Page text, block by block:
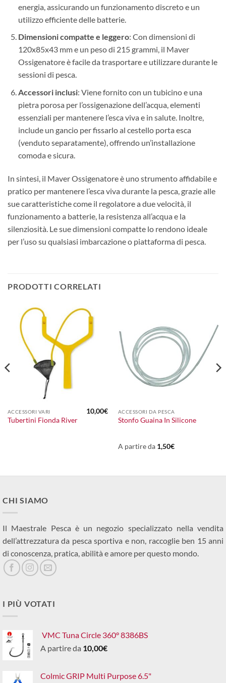
energia, assicurando un funzionamento discreto e un
utilizzo efficiente delle batterie.
Dimensioni compatte e leggero: Con dimensioni di
120x85x43 mm e un peso di 215 grammi, il Maver
Ossigenatore è facile da trasportare e utilizzare durante le
sessioni di pesca.
Accessori inclusi: Viene fornito con un tubicino e una
pietra porosa per l’ossigenazione dell’acqua, elementi
essenziali per mantenere l’esca viva e in salute. Inoltre,
include un gancio per fissarlo al cestello porta esca
(venduto separatamente), offrendo un’installazione
comoda e sicura.
In sintesi, il Maver Ossigenatore è uno strumento affidabile e
pratico per mantenere l’esca viva durante la pesca, grazie alle
sue caratteristiche come il regolatore a due velocità, il
funzionamento a batterie, la resistenza all’acqua e la
silenziosità. Le sue dimensioni compatte lo rendono ideale
per l’uso su qualsiasi imbarcazione o piattaforma di pesca.
PRODOTTI CORRELATI
ACCESSORI VARI
Tubertini Fionda River
10,00€ ACCESSORI DA PESCA
Stonfo Guaina In Silicone
A partire da 1,50€
CHI SIAMO
Il Maestrale Pesca è un negozio specializzato nella vendita
dell’attrezzatura da pesca sportiva e non, raccoglie ben 15 anni
di conoscenza, pratica, abilità e amore per questo mondo.
I PIÙ VOTATI
VMC Tuna Circle 360° 8386BS
A partire da 10,00€
Colmic GRIP Multi Purpose 6.5"